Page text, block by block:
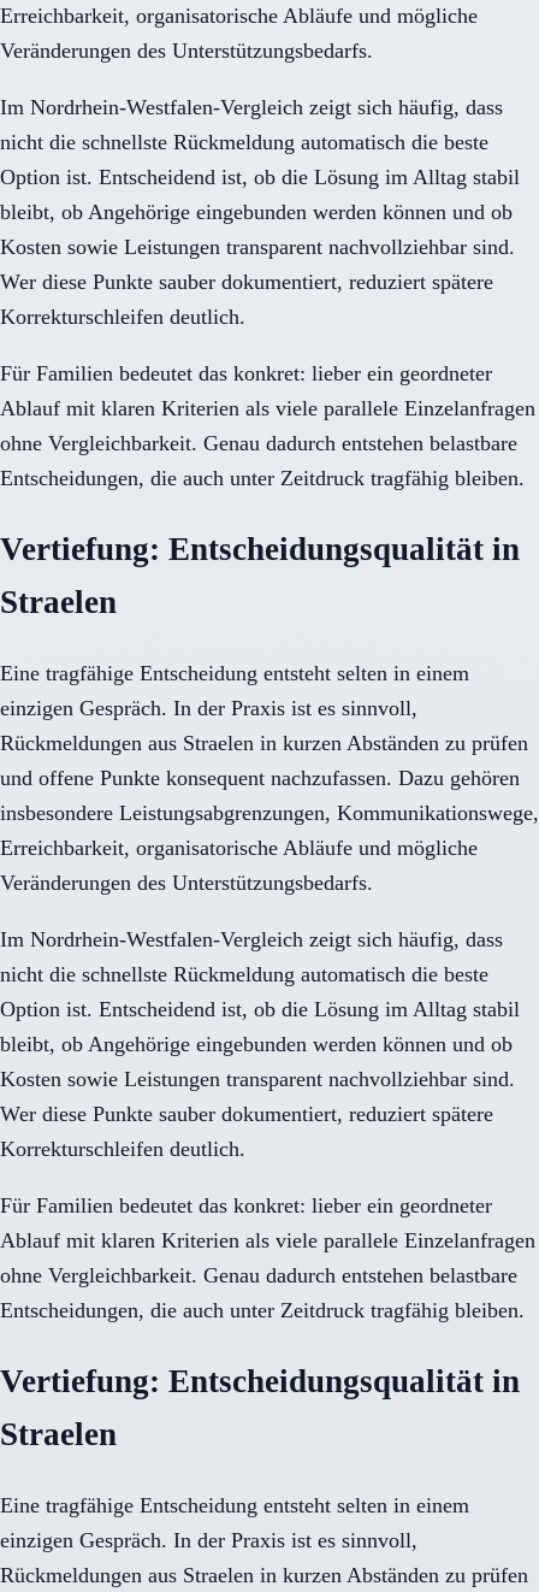
Erreichbarkeit, organisatorische Abläufe und mögliche
Veränderungen des Unterstützungsbedarfs.
Im Nordrhein-Westfalen-Vergleich zeigt sich häufig, dass
nicht die schnellste Rückmeldung automatisch die beste
Option ist. Entscheidend ist, ob die Lösung im Alltag stabil
bleibt, ob Angehörige eingebunden werden können und ob
Kosten sowie Leistungen transparent nachvollziehbar sind.
Wer diese Punkte sauber dokumentiert, reduziert spätere
Korrekturschleifen deutlich.
Für Familien bedeutet das konkret: lieber ein geordneter
Ablauf mit klaren Kriterien als viele parallele Einzelanfragen
ohne Vergleichbarkeit. Genau dadurch entstehen belastbare
Entscheidungen, die auch unter Zeitdruck tragfähig bleiben.
Vertiefung: Entscheidungsqualität in
Straelen
Eine tragfähige Entscheidung entsteht selten in einem
einzigen Gespräch. In der Praxis ist es sinnvoll,
Rückmeldungen aus Straelen in kurzen Abständen zu prüfen
und offene Punkte konsequent nachzufassen. Dazu gehören
insbesondere Leistungsabgrenzungen, Kommunikationswege,
Erreichbarkeit, organisatorische Abläufe und mögliche
Veränderungen des Unterstützungsbedarfs.
Im Nordrhein-Westfalen-Vergleich zeigt sich häufig, dass
nicht die schnellste Rückmeldung automatisch die beste
Option ist. Entscheidend ist, ob die Lösung im Alltag stabil
bleibt, ob Angehörige eingebunden werden können und ob
Kosten sowie Leistungen transparent nachvollziehbar sind.
Wer diese Punkte sauber dokumentiert, reduziert spätere
Korrekturschleifen deutlich.
Für Familien bedeutet das konkret: lieber ein geordneter
Ablauf mit klaren Kriterien als viele parallele Einzelanfragen
ohne Vergleichbarkeit. Genau dadurch entstehen belastbare
Entscheidungen, die auch unter Zeitdruck tragfähig bleiben.
Vertiefung: Entscheidungsqualität in
Straelen
Eine tragfähige Entscheidung entsteht selten in einem
einzigen Gespräch. In der Praxis ist es sinnvoll,
Rückmeldungen aus Straelen in kurzen Abständen zu prüfen